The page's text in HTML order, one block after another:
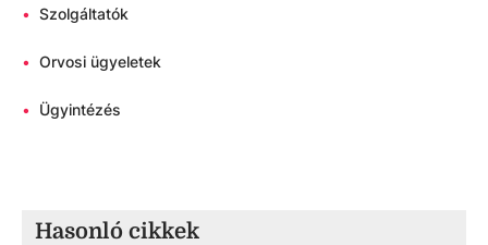
• Szolgáltatók
• Orvosi ügyeletek
• Ügyintézés
Hasonló cikkek